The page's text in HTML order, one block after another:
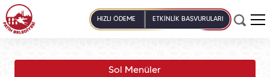
HIZLI ÖDEME ETKİNLİK BAŞVURULARI
Sol Menüler